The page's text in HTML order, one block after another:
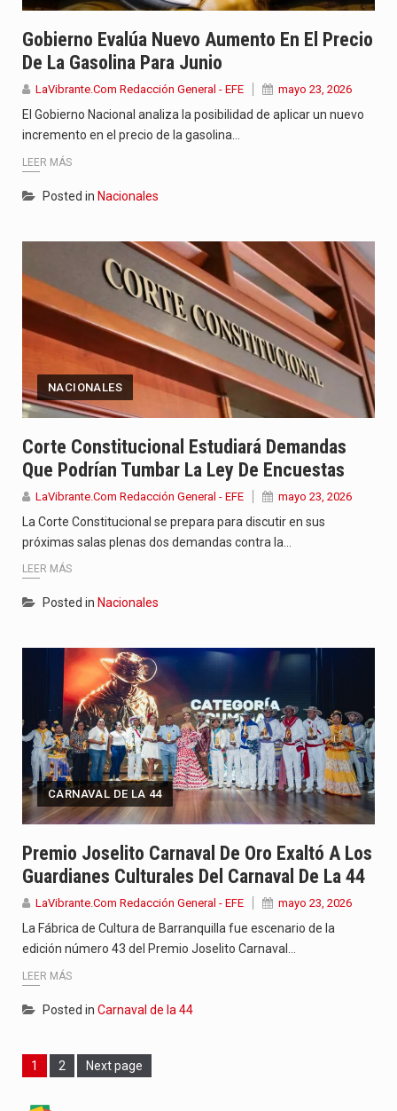
Gobierno Evalúa Nuevo Aumento En El Precio
De La Gasolina Para Junio
LaVibrante.Com Redacción General - EFE mayo 23, 2026
El Gobierno Nacional analiza la posibilidad de aplicar un nuevo
incremento en el precio de la gasolina…
LEER MÁS
Posted in Nacionales
NACIONALES
Corte Constitucional Estudiará Demandas
Que Podrían Tumbar La Ley De Encuestas
LaVibrante.Com Redacción General - EFE mayo 23, 2026
La Corte Constitucional se prepara para discutir en sus
próximas salas plenas dos demandas contra la…
LEER MÁS
Posted in Nacionales
CARNAVAL DE LA 44
Premio Joselito Carnaval De Oro Exaltó A Los
Guardianes Culturales Del Carnaval De La 44
LaVibrante.Com Redacción General - EFE mayo 23, 2026
La Fábrica de Cultura de Barranquilla fue escenario de la
edición número 43 del Premio Joselito Carnaval…
LEER MÁS
Posted in Carnaval de la 44
Page
1 Page
2 Next page